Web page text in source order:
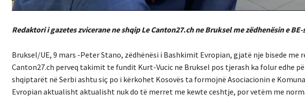
Redaktori i gazetes zvicerane ne shqip Le Canton27.ch ne Bruksel me zëdhenësin e
Bruksel/UE, 9 mars -Peter Stano, zëdhënësi i Bashkimit Evropian, gjatë nje bisede me
Canton27.ch perveq takimit te fundit Kurt-Vucic ne Bruksel pos tjerash ka folur edhe
shqiptarët në Serbi ashtu siç po i kërkohet Kosovës ta formojnë Asociacionin e
Evropian aktualisht aktualisht nuk do të merret me kewte ceshtje, por vetëm me